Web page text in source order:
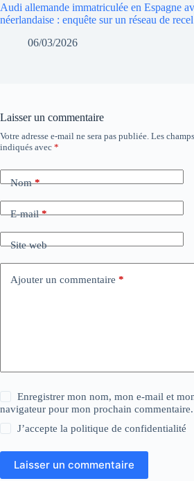
Audi allemande immatriculée en Espagne
néerlandaise : enquête sur un réseau de
06/03/2026
Laisser un commentaire
Votre adresse e-mail ne sera pas publiée. Les
indiqués avec *
Nom*
E-mail*
Site web
Ajouter un commentaire *
Enregistrer mon nom, mon e-mail et
navigateur pour mon prochain commentaire.
J’accepte lapolitique de confidentialité
Laisser un commentaire